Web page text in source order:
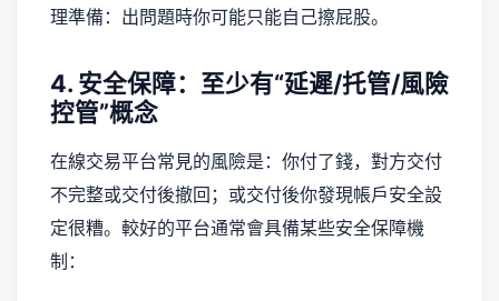
理準備：出問題時你可能只能自己擦屁股。
4. 安全保障：至少有“延遲/托管/風險
控管”概念
在線交易平台常見的風險是：你付了錢，對方交付
不完整或交付後撤回；或交付後你發現帳戶安全設
定很糟。較好的平台通常會具備某些安全保障機
制：